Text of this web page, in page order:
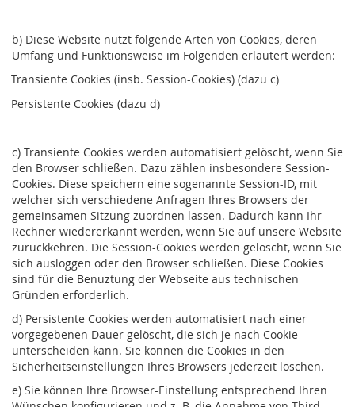
b) Diese Website nutzt folgende Arten von Cookies, deren
Umfang und Funktionsweise im Folgenden erläutert werden:
Transiente Cookies (insb. Session-Cookies) (dazu c)
Persistente Cookies (dazu d)
c) Transiente Cookies werden automatisiert gelöscht, wenn Sie
den Browser schließen. Dazu zählen insbesondere Session-
Cookies. Diese speichern eine sogenannte Session-ID, mit
welcher sich verschiedene Anfragen Ihres Browsers der
gemeinsamen Sitzung zuordnen lassen. Dadurch kann Ihr
Rechner wiedererkannt werden, wenn Sie auf unsere Website
zurückkehren. Die Session-Cookies werden gelöscht, wenn Sie
sich ausloggen oder den Browser schließen. Diese Cookies
sind für die Benuztung der Webseite aus technischen
Gründen erforderlich.
d) Persistente Cookies werden automatisiert nach einer
vorgegebenen Dauer gelöscht, die sich je nach Cookie
unterscheiden kann. Sie können die Cookies in den
Sicherheitseinstellungen Ihres Browsers jederzeit löschen.
e) Sie können Ihre Browser-Einstellung entsprechend Ihren